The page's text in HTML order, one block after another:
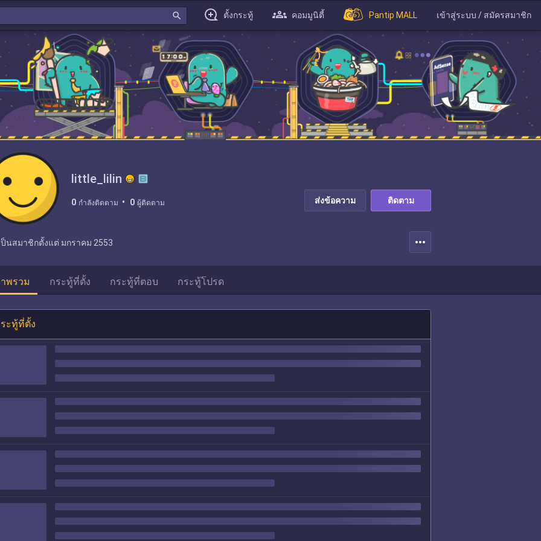
search ตั้งกระทู้ คอมมูนิตี้ Pantip MALL เข้าสู่ระบบ / สมัครสมาชิก
little_lilin
0 กำลังติดตาม 0 ผู้ติดตาม ส่งข้อความ ติดตาม
ป็นสมาชิกตั้งแต่ มกราคม 2553 more_horiz
พรวม กระทู้ที่ตั้ง กระทู้ที่ตอบ กระทู้โปรด
ะทู้ที่ตั้ง